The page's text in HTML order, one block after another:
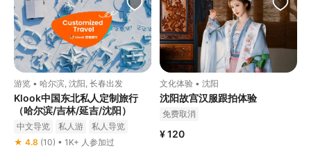
游览 • 哈尔滨, 沈阳, 长春出发
Klook中国东北私人定制旅行
（哈尔滨/吉林/延吉/沈阳）
中文导览 私人游
私人导览
★ 4.8 (10) • 1K+ 人参加过
文化体验 • 沈阳
沈阳故宫汉服跟拍体验
免费取消
¥ 120